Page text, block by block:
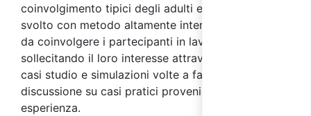
coinvolgimento tipici degli adulti ed è quindi
svolto con metodo altamente interattivo, in modo
da coinvolgere i partecipanti in lavori di gruppo
sollecitando il loro interesse attraverso l’analisi di
casi studio e simulazioni volte a favorire la
discussione su casi pratici provenienti dalla loro
esperienza.